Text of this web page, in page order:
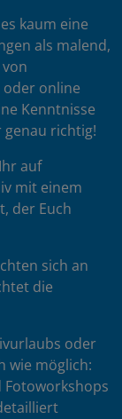
kaum eine
als malend,
oder online
Kenntnisse
richtig!
auf
mit einem
der Euch
sich an
die
oder
wie möglich:
Fotoworkshops